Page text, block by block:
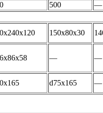
500
—
150x80x30
— —
d75x165
—